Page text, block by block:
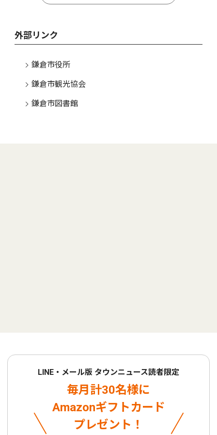
外部リンク
鎌倉市役所
鎌倉市観光協会
鎌倉市図書館
LINE・メール版 タウンニュース読者限定
毎月計30名様に
Amazonギフトカード
プレゼント！